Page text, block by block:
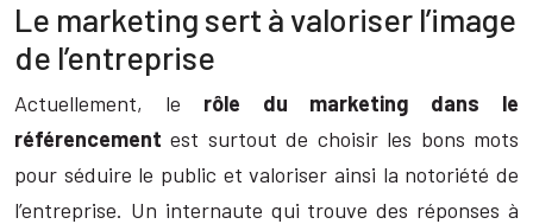
Le marketing sert à valoriser l’image
de l’entreprise
Actuellement, le rôle du marketing dans le
référencement est surtout de choisir les bons mots
pour séduire le public et valoriser ainsi la notoriété de
l’entreprise. Un internaute qui trouve des réponses à